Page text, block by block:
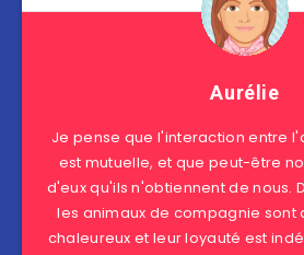
Aurélie
Je pense que l'interaction entre
est mutuelle, et que peut-être
d'eux qu'ils n'obtiennent de nous.
les animaux de compagnie sont
chaleureux et leur loyauté est